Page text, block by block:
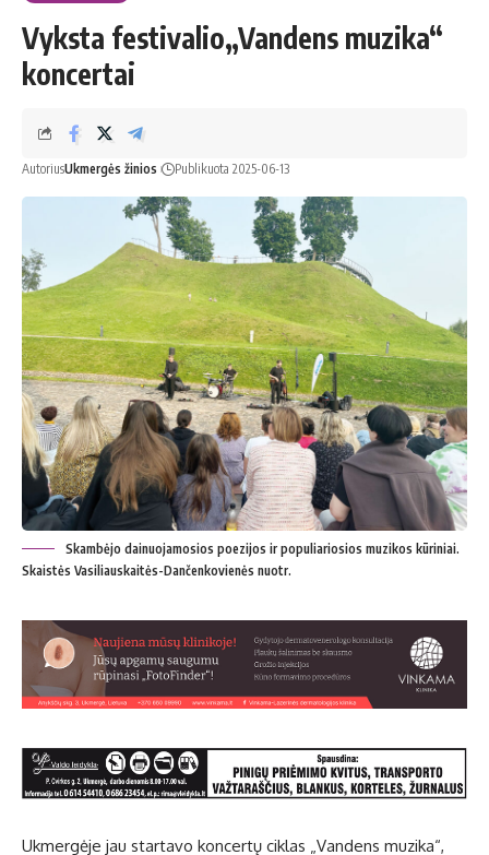
Vyksta festivalio„Vandens muzika“
koncertai
AutoriusUkmergės žinios Publikuota 2025-06-13
Skambėjo dainuojamosios poezijos ir populiariosios muzikos kūriniai.
Skaistės Vasiliauskaitės-Dančenkovienės nuotr.
Ukmergėje jau startavo koncertų ciklas „Vandens muzika“,